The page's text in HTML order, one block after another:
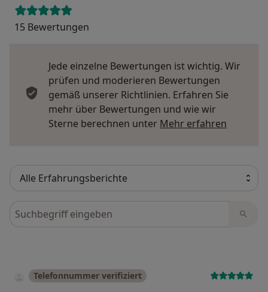
15 Bewertungen
Jede einzelne Bewertungen ist wichtig. Wir
prüfen und moderieren Bewertungen
gemäß unserer Richtlinien. Erfahren Sie
mehr über Bewertungen und wie wir
Sterne berechnen unter Mehr erfahren
Bewertungen durchsuchen
Telefonnummer verifiziert